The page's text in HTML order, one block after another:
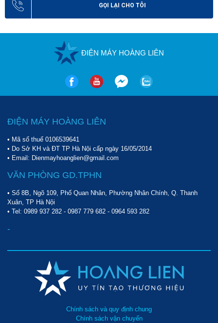
GỌI LẠI CHO TÔI
ĐIỆN MÁY HOÀNG LIÊN
ĐIỆN MÁY HOÀNG LIÊN
• Mã số thuế 0106539641
• Do Sở KH và ĐT TP Hà Nội cấp ngày 16/05/2014
• Email: Dienmayhoanglien@gmail.com
VĂN PHÒNG GD.TPHN
• Số 8B, Ngõ 109, Phố Quan Nhân, Phường Nhân Chính, Q. Thanh
Xuân, TP Hà Nội
• Tel: 0989 937 282 - 0987 779 682 - 0964 593 282
-
Chính sách và quy định chung
Chính sách vận chuyển